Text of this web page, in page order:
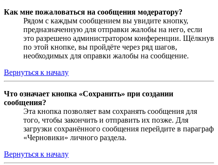
Как мне пожаловаться на сообщения модератору?
Рядом с каждым сообщением вы увидите кнопку,
предназначенную для отправки жалобы на него, если
это разрешено администратором конференции. Щёлкнув
по этой кнопке, вы пройдёте через ряд шагов,
необходимых для оправки жалобы на сообщение.
Вернуться к началу
Что означает кнопка «Сохранить» при создании
сообщения?
Эта кнопка позволяет вам сохранять сообщения для
того, чтобы закончить и отправить их позже. Для
загрузки сохранённого сообщения перейдите в параграф
«Черновики» личного раздела.
Вернуться к началу